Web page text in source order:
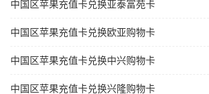
中国区苹果充值卡兑换亚泰富苑卡
中国区苹果充值卡兑换欧亚购物卡
中国区苹果充值卡兑换中兴购物卡
中国区苹果充值卡兑换兴隆购物卡